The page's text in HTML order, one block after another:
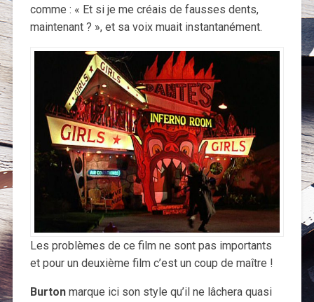
comme : « Et si je me créais de fausses dents,
maintenant ? », et sa voix muait instantanément.
Les problèmes de ce film ne sont pas importants
et pour un deuxième film c’est un coup de maître !
Burtonmarque ici son style qu’il ne lâchera quasi